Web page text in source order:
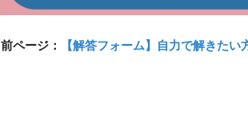
前ページ： 【解答フォーム】自力で解きた